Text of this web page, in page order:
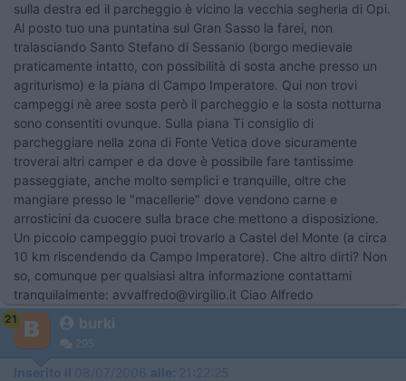
sulla destra ed il parcheggio è vicino la vecchia segheria di Opi.
Al posto tuo una puntatina sul Gran Sasso la farei, non
tralasciando Santo Stefano di Sessanio (borgo medievale
praticamente intatto, con possibilità di sosta anche presso un
agriturismo) e la piana di Campo Imperatore. Qui non trovi
campeggi nè aree sosta però il parcheggio e la sosta notturna
sono consentiti ovunque. Sulla piana Ti consiglio di
parcheggiare nella zona di Fonte Vetica dove sicuramente
troverai altri camper e da dove è possibile fare tantissime
passeggiate, anche molto semplici e tranquille, oltre che
mangiare presso le "macellerie" dove vendono carne e
arrosticini da cuocere sulla brace che mettono a disposizione.
Un piccolo campeggio puoi trovarlo a Castel del Monte (a circa
10 km riscendendo da Campo Imperatore). Che altro dirti? Non
so, comunque per qualsiasi altra informazione contattami
tranquilalmente: avvalfredo@virgilio.it Ciao Alfredo
21 burki
295
Inserito il 08/07/2006 alle: 21:22:25